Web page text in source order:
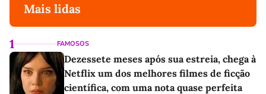
Mais lidas
1 FAMOSOS
Dezessete meses após sua estreia, chega à
Netflix um dos melhores filmes de ficção
científica, com uma nota quase perfeita